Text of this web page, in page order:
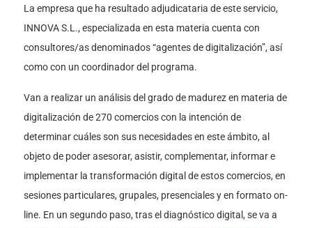
La empresa que ha resultado adjudicataria de este servicio,
INNOVA S.L., especializada en esta materia cuenta con
consultores/as denominados “agentes de digitalización”, así
como con un coordinador del programa.
Van a realizar un análisis del grado de madurez en materia de
digitalización de 270 comercios con la intención de
determinar cuáles son sus necesidades en este ámbito, al
objeto de poder asesorar, asistir, complementar, informar e
implementar la transformación digital de estos comercios, en
sesiones particulares, grupales, presenciales y en formato on-
line. En un segundo paso, tras el diagnóstico digital, se va a